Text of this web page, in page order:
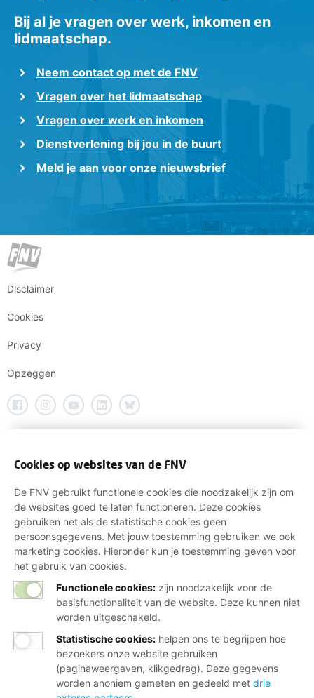
Bij al je vragen over werk, inkomen en
lidmaatschap.
Neem contact op met de FNV
Vragen over het lidmaatschap
Vragen over werk en inkomen
Dienstverlening bij jou in de buurt
Meld je aan voor onze nieuwsbrief
Disclaimer
Cookies
Privacy
Opzeggen
Cookies op websites van de FNV
De FNV gebruikt functionele cookies die noodzakelijk zijn om
de websites goed te laten functioneren. Deze cookies
gebruiken net als de statistische cookies geen
persoonsgegevens. Met jouw toestemming gebruiken we ook
marketing cookies. Hieronder kun je toestemming geven voor
het gebruik van cookies.
Functionele cookies: zijn noodzakelijk voor de
basisfunctionaliteit van de website. Deze kunnen niet
worden uitgeschakeld.
Statistische cookies: helpen ons te begrijpen hoe
bezoekers onze website gebruiken
(paginaweergaven, klikgedrag). Deze gegevens
worden anoniem gemeten en gedeeld met drie